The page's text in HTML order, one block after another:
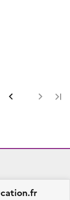
Première page
Page